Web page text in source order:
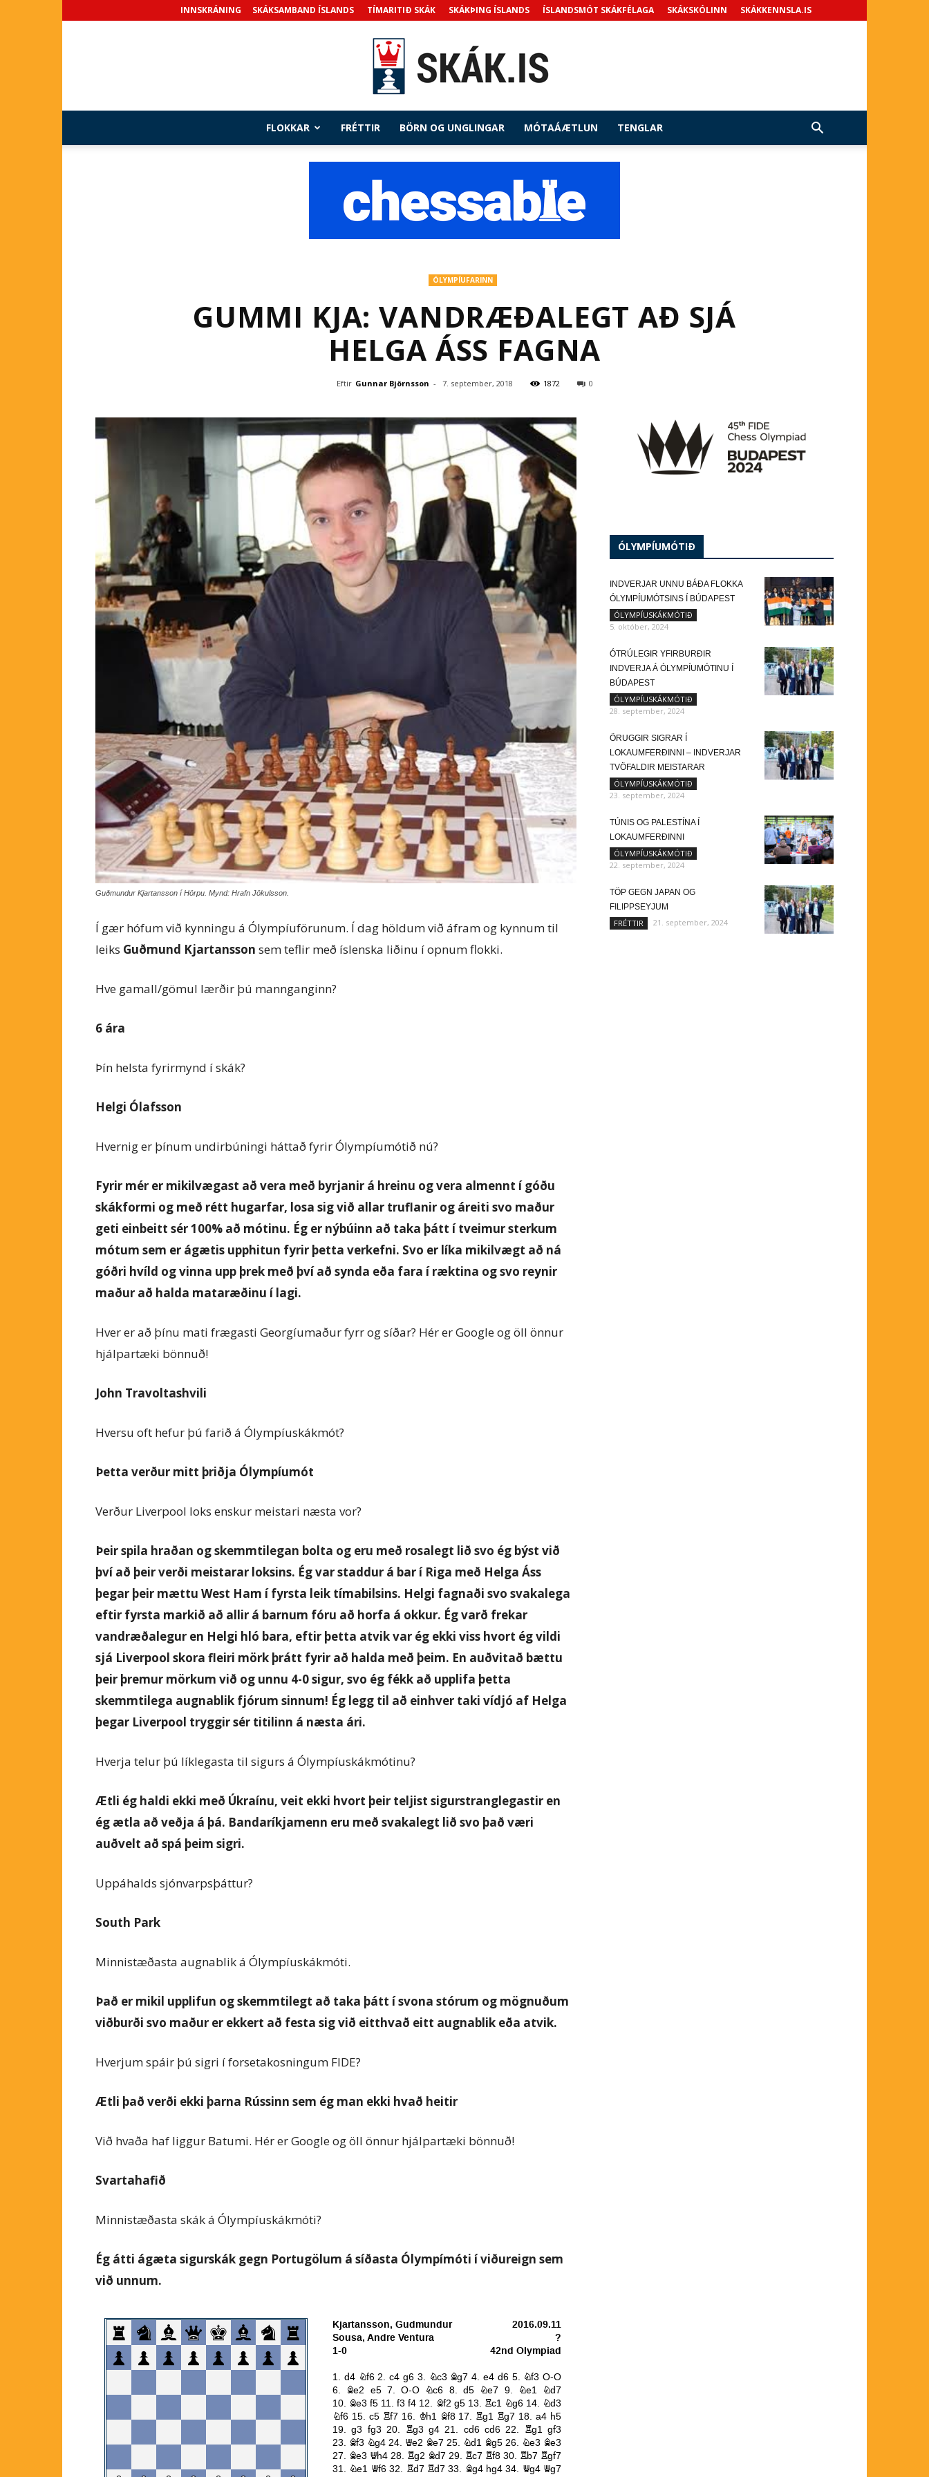
INNSKRÁNING SKÁKSAMBAND ÍSLANDS TÍMARITIÐ SKÁK SKÁKÞING ÍSLANDS ÍSLANDSMÓT SKÁKFÉLAGA SKÁKSKÓLINN SKÁKKENNSLA.IS
FLOKKAR FRÉTTIR BÖRN OG UNGLINGAR MÓTAÁÆTLUN TENGLAR
ÓLYMPÍUFARINN
GUMMI KJA: VANDRÆÐALEGT AÐ SJÁ
HELGA ÁSS FAGNA
Eftir Gunnar Björnsson - 7. september, 2018 1872 0
Guðmundur Kjartansson í Hörpu. Mynd: Hrafn Jökulsson.
Í gær hófum við kynningu á Ólympíuförunum. Í dag höldum við áfram og kynnum til
leiks Guðmund Kjartansson sem teflir með íslenska liðinu í opnum flokki.
Hve gamall/gömul lærðir þú mannganginn?
6 ára
Þín helsta fyrirmynd í skák?
Helgi Ólafsson
Hvernig er þínum undirbúningi háttað fyrir Ólympíumótið nú?
Fyrir mér er mikilvægast að vera með byrjanir á hreinu og vera almennt í góðu
skákformi og með rétt hugarfar, losa sig við allar truflanir og áreiti svo maður
geti einbeitt sér 100% að mótinu. Ég er nýbúinn að taka þátt í tveimur sterkum
mótum sem er ágætis upphitun fyrir þetta verkefni. Svo er líka mikilvægt að ná
góðri hvíld og vinna upp þrek með því að synda eða fara í ræktina og svo reynir
maður að halda mataræðinu í lagi.
Hver er að þínu mati frægasti Georgíumaður fyrr og síðar? Hér er Google og öll önnur
hjálpartæki bönnuð!
John Travoltashvili
Hversu oft hefur þú farið á Ólympíuskákmót?
Þetta verður mitt þriðja Ólympíumót
Verður Liverpool loks enskur meistari næsta vor?
Þeir spila hraðan og skemmtilegan bolta og eru með rosalegt lið svo ég býst við
því að þeir verði meistarar loksins. Ég var staddur á bar í Riga með Helga Áss
þegar þeir mættu West Ham í fyrsta leik tímabilsins. Helgi fagnaði svo svakalega
eftir fyrsta markið að allir á barnum fóru að horfa á okkur. Ég varð frekar
vandræðalegur en Helgi hló bara, eftir þetta atvik var ég ekki viss hvort ég vildi
sjá Liverpool skora fleiri mörk þrátt fyrir að halda með þeim. En auðvitað bættu
þeir þremur mörkum við og unnu 4-0 sigur, svo ég fékk að upplifa þetta
skemmtilega augnablik fjórum sinnum! Ég legg til að einhver taki vídjó af Helga
þegar Liverpool tryggir sér titilinn á næsta ári.
Hverja telur þú líklegasta til sigurs á Ólympíuskákmótinu?
Ætli ég haldi ekki með Úkraínu, veit ekki hvort þeir teljist sigurstranglegastir en
ég ætla að veðja á þá. Bandaríkjamenn eru með svakalegt lið svo það væri
auðvelt að spá þeim sigri.
Uppáhalds sjónvarpsþáttur?
South Park
Minnistæðasta augnablik á Ólympíuskákmóti.
Það er mikil upplifun og skemmtilegt að taka þátt í svona stórum og mögnuðum
viðburði svo maður er ekkert að festa sig við eitthvað eitt augnablik eða atvik.
Hverjum spáir þú sigri í forsetakosningum FIDE?
Ætli það verði ekki þarna Rússinn sem ég man ekki hvað heitir
Við hvaða haf liggur Batumi. Hér er Google og öll önnur hjálpartæki bönnuð!
Svartahafið
Minnistæðasta skák á Ólympíuskákmóti?
Ég átti ágæta sigurskák gegn Portugölum á síðasta Ólympímóti í viðureign sem
við unnum.
ÓLYMPÍUMÓTIÐ
INDVERJAR UNNU BÁÐA FLOKKA
ÓLYMPÍUMÓTSINS Í BÚDAPEST
ÓLYMPÍUSKÁKMÓTIÐ
5. október, 2024
ÓTRÚLEGIR YFIRBURÐIR
INDVERJA Á ÓLYMPÍUMÓTINU Í
BÚDAPEST
ÓLYMPÍUSKÁKMÓTIÐ
28. september, 2024
ÖRUGGIR SIGRAR Í
LOKAUMFERÐINNI – INDVERJAR
TVÖFALDIR MEISTARAR
ÓLYMPÍUSKÁKMÓTIÐ
23. september, 2024
TÚNIS OG PALESTÍNA Í
LOKAUMFERÐINNI
ÓLYMPÍUSKÁKMÓTIÐ
22. september, 2024
TÖP GEGN JAPAN OG
FILIPPSEYJUM
FRÉTTIR 21. september, 2024